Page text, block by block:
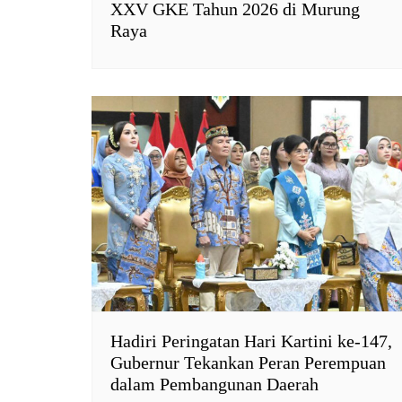
XXV GKE Tahun 2026 di Murung
Raya
Hadiri Peringatan Hari Kartini ke-147,
Gubernur Tekankan Peran Perempuan
dalam Pembangunan Daerah